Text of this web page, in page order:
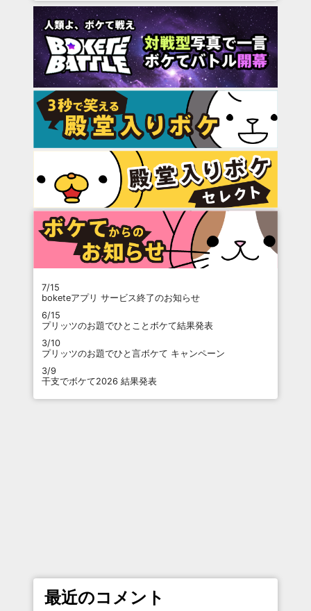
7/15
boketeアプリ サービス終了のお知らせ
6/15
プリッツのお題でひとことボケて結果発表
3/10
プリッツのお題でひと言ボケて キャンペーン
3/9
干支でボケて2026 結果発表
最近のコメント